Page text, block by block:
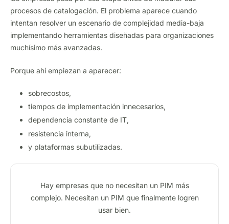
procesos de catalogación. El problema aparece cuando
intentan resolver un escenario de complejidad media-baja
implementando herramientas diseñadas para organizaciones
muchísimo más avanzadas.
Porque ahí empiezan a aparecer:
sobrecostos,
tiempos de implementación innecesarios,
dependencia constante de IT,
resistencia interna,
y plataformas subutilizadas.
Hay empresas que no necesitan un PIM más
complejo. Necesitan un PIM que finalmente logren
usar bien.